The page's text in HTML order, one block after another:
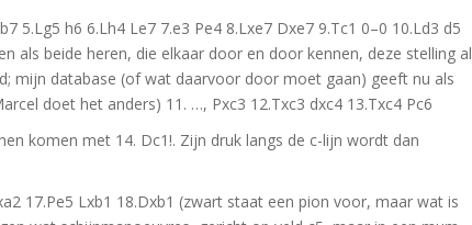
5.Lg5 h6 6.Lh4 Le7 7.e3 Pe4 8.Lxe7 Dxe7 9.Tc1 0–0 10.Ld3 d5
als beide heren, die elkaar door en door kennen, deze stelling al
mijn database (of wat daarvoor door moet gaan) geeft nu als
doet het anders) 11. …, Pxc3 12.Txc3 dxc4 13.Txc4 Pc6
komen met 14. Dc1!. Zijn druk langs de c-lijn wordt dan
17.Pe5 Lxb1 18.Dxb1 (zwart staat een pion voor, maar wat is